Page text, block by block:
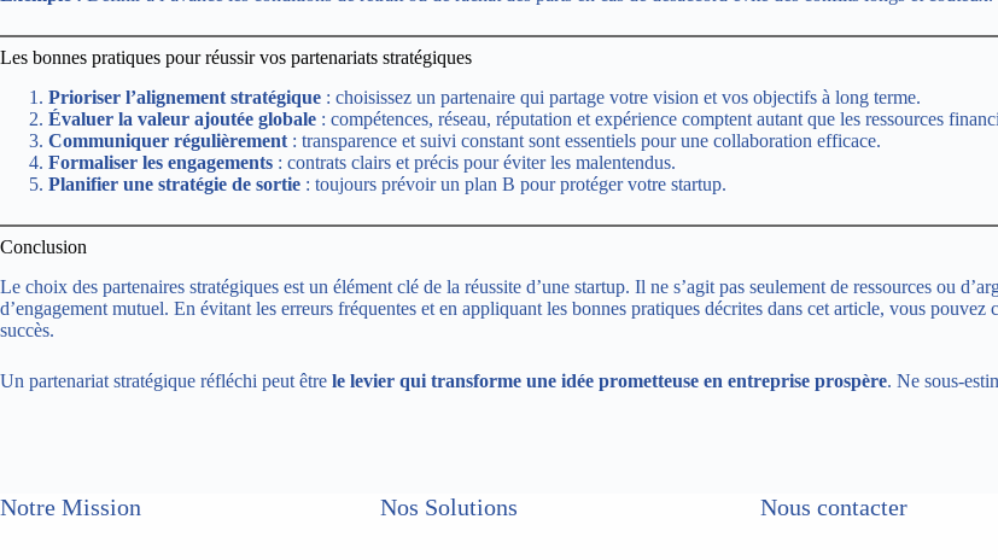
Les bonnes pratiques pour réussir vos partenariats stratégiques
Prioriser l’alignement stratégique : choisissez un partenaire qui partage votre vision et vos objectifs à long terme.
Évaluer la valeur ajoutée globale : compétences, réseau, réputation et expérience comptent autant que les ressources
Communiquer régulièrement : transparence et suivi constant sont essentiels pour une collaboration efficace.
Formaliser les engagements : contrats clairs et précis pour éviter les malentendus.
Planifier une stratégie de sortie : toujours prévoir un plan B pour protéger votre startup.
Conclusion
Le choix des partenaires stratégiques est un élément clé de la réussite d’une startup. Il ne s’agit pas seulement de ressources ou
d’engagement mutuel. En évitant les erreurs fréquentes et en appliquant les bonnes pratiques décrites dans cet article, vous
succès.
Un partenariat stratégique réfléchi peut être le levier qui transforme une idée prometteuse en entreprise prospère. Ne sous-
Notre Mission Nos Solutions Nous contacter